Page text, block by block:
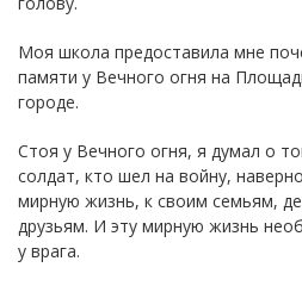
Моя школа предоставила мне
памяти у Вечного огня на
городе.
Стоя у Вечного огня, я думал о
солдат, кто шел на войну,
мирную жизнь, к своим семьям,
друзьям. И эту мирную жизнь
у врага.